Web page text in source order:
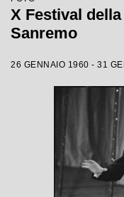
X Festival
Sanremo
26 GENNAIO 1960 - 31